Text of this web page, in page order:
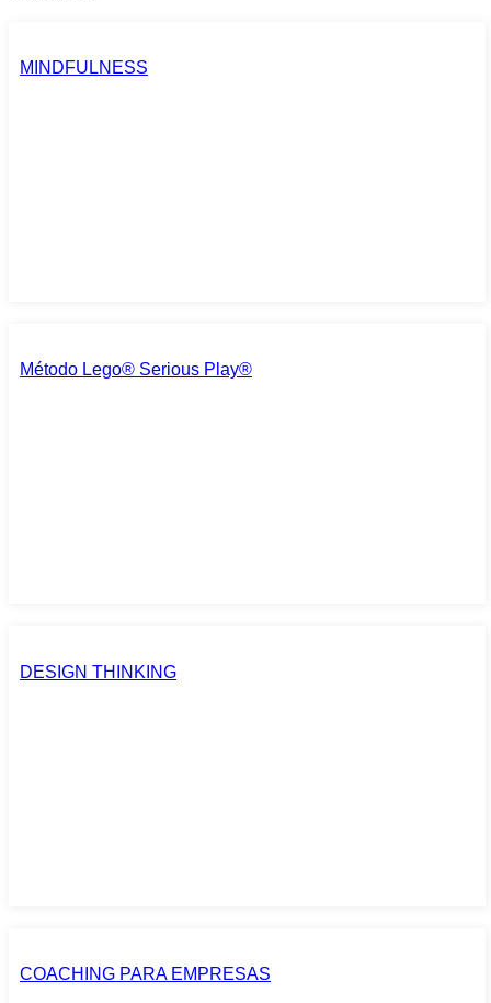
MINDFULNESS
Método Lego® Serious Play®
DESIGN THINKING
COACHING PARA EMPRESAS